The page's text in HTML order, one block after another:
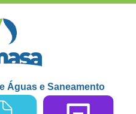
Águas e Saneamento